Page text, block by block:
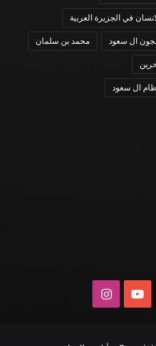
في الجزيرة العربية
ال سعود محمد بن سلمان
ال سعود
يوتيوبانستقرام